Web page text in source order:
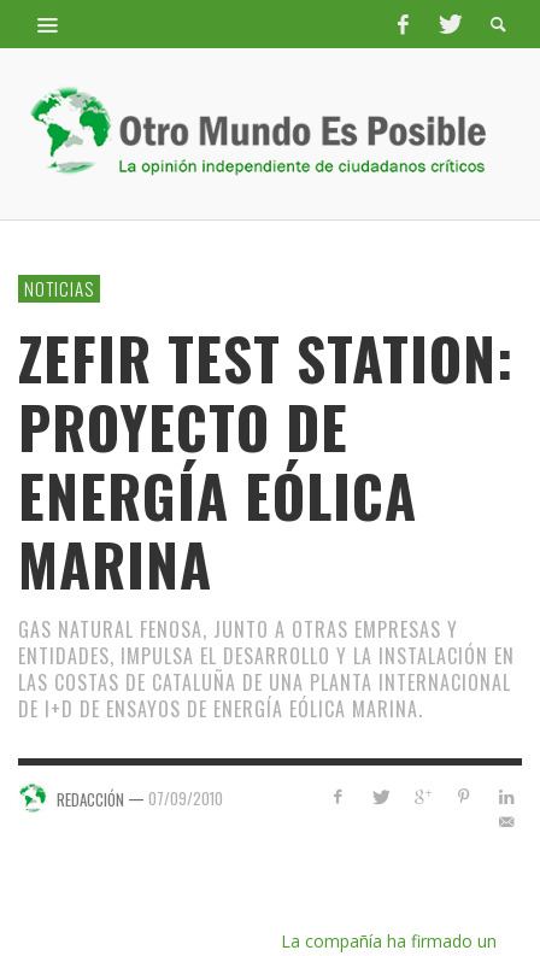
NOTICIAS
ZEFIR TEST STATION:
PROYECTO DE
ENERGÍA EÓLICA
MARINA
GAS NATURAL FENOSA, JUNTO A OTRAS EMPRESAS Y
ENTIDADES, IMPULSA EL DESARROLLO Y LA INSTALACIÓN EN
LAS COSTAS DE CATALUÑA DE UNA PLANTA INTERNACIONAL
DE I+D DE ENSAYOS DE ENERGÍA EÓLICA MARINA.
REDACCIÓN — 07/09/2010
La compañía ha firmado un